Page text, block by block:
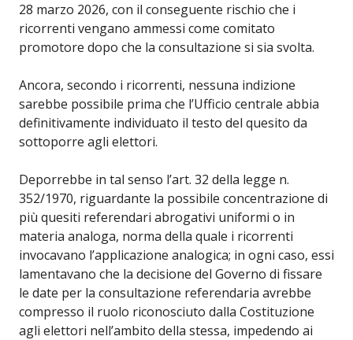
28 marzo 2026, con il conseguente rischio che i
ricorrenti vengano ammessi come comitato
promotore dopo che la consultazione si sia svolta.
Ancora, secondo i ricorrenti, nessuna indizione
sarebbe possibile prima che l’Ufficio centrale abbia
definitivamente individuato il testo del quesito da
sottoporre agli elettori.
Deporrebbe in tal senso l’art. 32 della legge n.
352/1970, riguardante la possibile concentrazione di
più quesiti referendari abrogativi uniformi o in
materia analoga, norma della quale i ricorrenti
invocavano l’applicazione analogica; in ogni caso, essi
lamentavano che la decisione del Governo di fissare
le date per la consultazione referendaria avrebbe
compresso il ruolo riconosciuto dalla Costituzione
agli elettori nell’ambito della stessa, impedendo ai